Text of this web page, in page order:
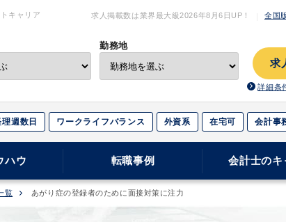
キャリア 求人掲載数は業界最大級2026年8月6日 UP！ 全国
勤務地
求
詳細条
理週数日 ワークライフバランス 外資系 在宅可 会計事
ハウ 転職事例 会計士のキ
覧 あがり症の登録者のために面接対策に注力